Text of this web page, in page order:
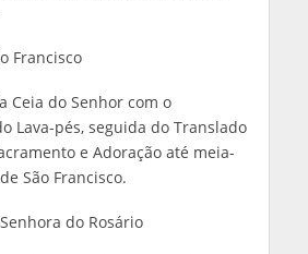
Francisco
Ceia do Senhor com o
Lava-pés, seguida do Translado
e Adoração até meia-
São Francisco.
do Rosário